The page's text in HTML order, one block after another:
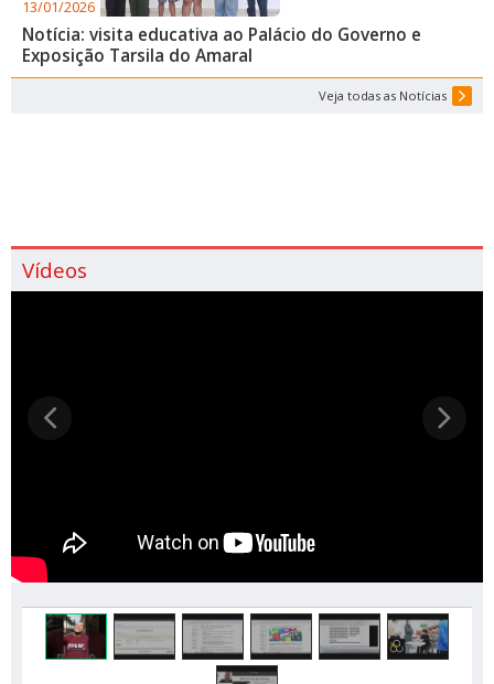
13/01/2026
Notícia: visita educativa ao Palácio do Governo e
Exposição Tarsila do Amaral
Veja todas as Notícias
Vídeos